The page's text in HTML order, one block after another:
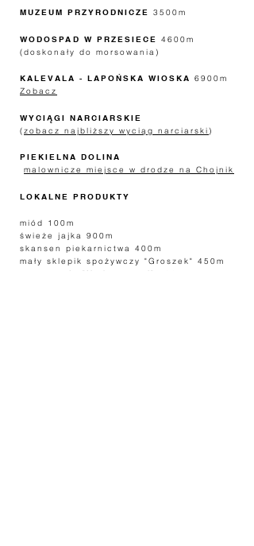
MUZEUM PRZYRODNICZE 3500m
WODOSPAD W PRZESIECE
4600m
(doskonały do morsowania)
KALEVALA - LAPOŃSKA WIOSKA 6900m
Zobacz
WYCIĄGI NARCIARSKIE
(zobacz najbliższy wyciąg narciarski)
PIEKIELNA DOLINA
malownicze miejsce w drodze na Chojnik
LOKALNE PRODUKTY
miód 100m
świeże jajka 900m
skansen piekarnictwa 400m
mały sklepik spożywczy "Groszek" 450m
restauracja "Nad stawami" 400m